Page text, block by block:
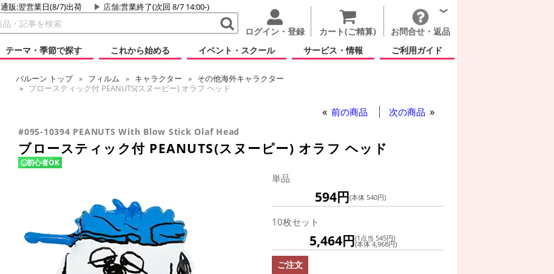
通販:翌営業日(8/7)出荷 店舗:営業終了(次回 8/7 14:00-)
ログイン・登録 カート(ご精算)
お問合せ・返品
テーマ・季節で探す
これから始める イベント・スクール サービス・情報 ご利用ガイド
バルーン トップ フィルム キャラクター
その他海外キャラクター
ブロースティック付 PEANUTS(スヌーピー) オラフ ヘッド
前の商品 次の商品
#095-10394 PEANUTS With Blow Stick Olaf Head
ブロースティック付 PEANUTS(スヌーピー) オラフ ヘッド
初心者OK
単品
594円(本体 540円)
10枚セット
5,464円(1点当 545円)
(本体 4,968円)
ご注文